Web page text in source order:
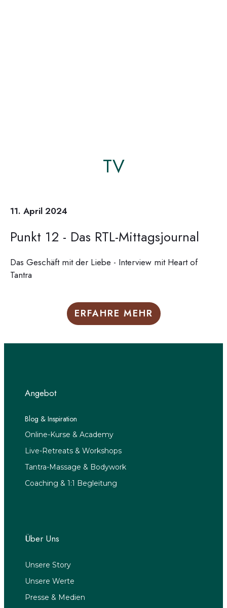
TV
11. April 2024
Punkt 12 - Das RTL-Mittagsjournal
Das Geschäft mit der Liebe - Interview mit Heart of
Tantra
ERFAHRE MEHR
Angebot
Blog & Inspiration
Online-Kurse & Academy
Live-Retreats & Workshops
Tantra-Massage & Bodywork
Coaching & 1:1 Begleitung
Über Uns
Unsere Story
Unsere Werte
Presse & Medien